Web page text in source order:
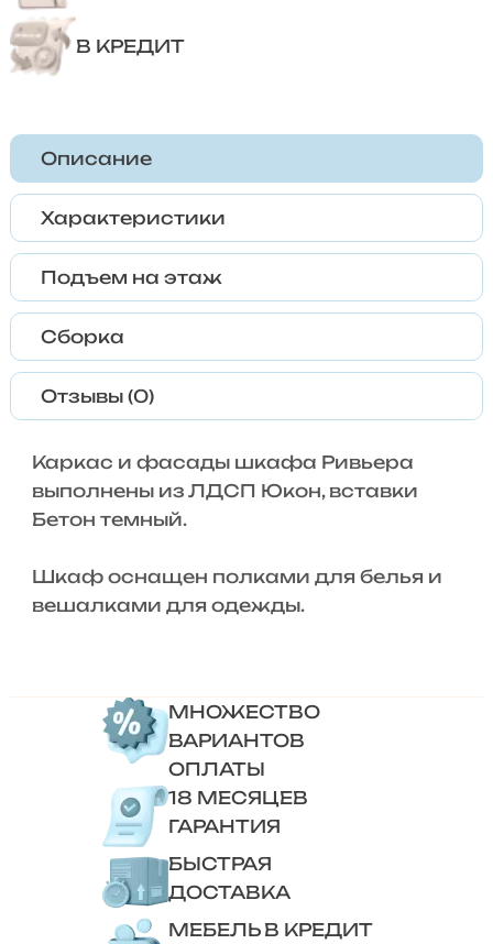
В КРЕДИТ
Описание
Характеристики
Подъем на этаж
Сборка
Отзывы (0)
Каркас и фасады шкафа Ривьера
выполнены из ЛДСП Юкон, вставки
Бетон темный.
Шкаф оснащен полками для белья и
вешалками для одежды.
МНОЖЕСТВО
ВАРИАНТОВ
ОПЛАТЫ
18 МЕСЯЦЕВ
ГАРАНТИЯ
БЫСТРАЯ
ДОСТАВКА
МЕБЕЛЬ В КРЕДИТ